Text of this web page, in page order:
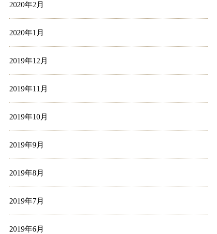
2020年2月
2020年1月
2019年12月
2019年11月
2019年10月
2019年9月
2019年8月
2019年7月
2019年6月